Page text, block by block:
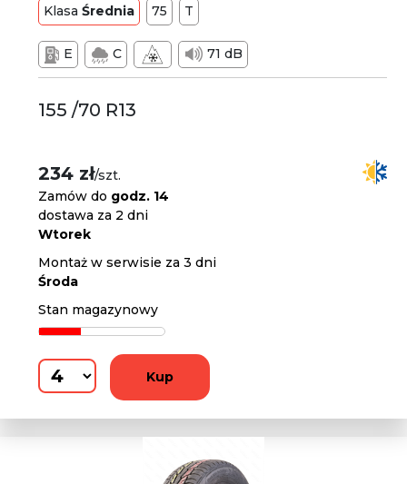
KlasaŚrednia 75 T
E C 71 dB
155 /70 R13
234 zł/szt.
Zamów do godz. 14
dostawa za 2 dni
Wtorek
Montaż w serwisie za 3 dni
Środa
Stan magazynowy
Kup